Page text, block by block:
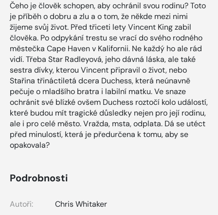
Čeho je člověk schopen, aby ochránil svou rodinu? Toto
je příběh o dobru a zlu a o tom, že někde mezi nimi
žijeme svůj život. Před třiceti lety Vincent King zabil
člověka. Po odpykání trestu se vrací do svého rodného
městečka Cape Haven v Kalifornii. Ne každý ho ale rád
vidí. Třeba Star Radleyová, jeho dávná láska, ale také
sestra dívky, kterou Vincent připravil o život, nebo
Stařina třináctiletá dcera Duchess, která neúnavně
pečuje o mladšího bratra i labilní matku. Ve snaze
ochránit své blízké ovšem Duchess roztočí kolo událostí,
které budou mít tragické důsledky nejen pro její rodinu,
ale i pro celé město. Vražda, msta, odplata. Dá se utéct
před minulostí, která je předurčena k tomu, aby se
opakovala?
Podrobnosti
Autoři:
Chris Whitaker